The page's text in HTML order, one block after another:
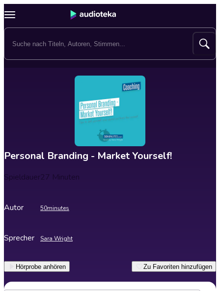
Personal Branding - Market Yourself!
Spieldauer27 Minuten
Autor 50minutes
Sprecher Sara Wright
Hörprobe anhören Zu Favoriten hinzufügen